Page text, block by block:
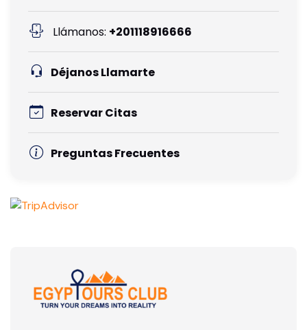
Llámanos: +201118916666
Déjanos Llamarte
Reservar Citas
Preguntas Frecuentes